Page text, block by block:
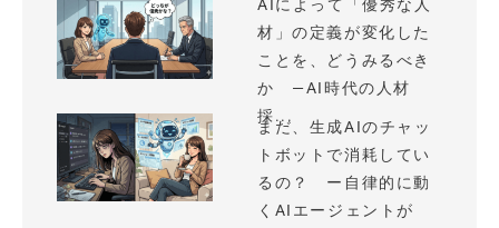
AIによって「優秀な人
材」の定義が変化した
ことを、どうみるべき
か —AI時代の人材
採...
まだ、生成AIのチャッ
トボットで消耗してい
るの？ ー自律的に動
くAIエージェントが